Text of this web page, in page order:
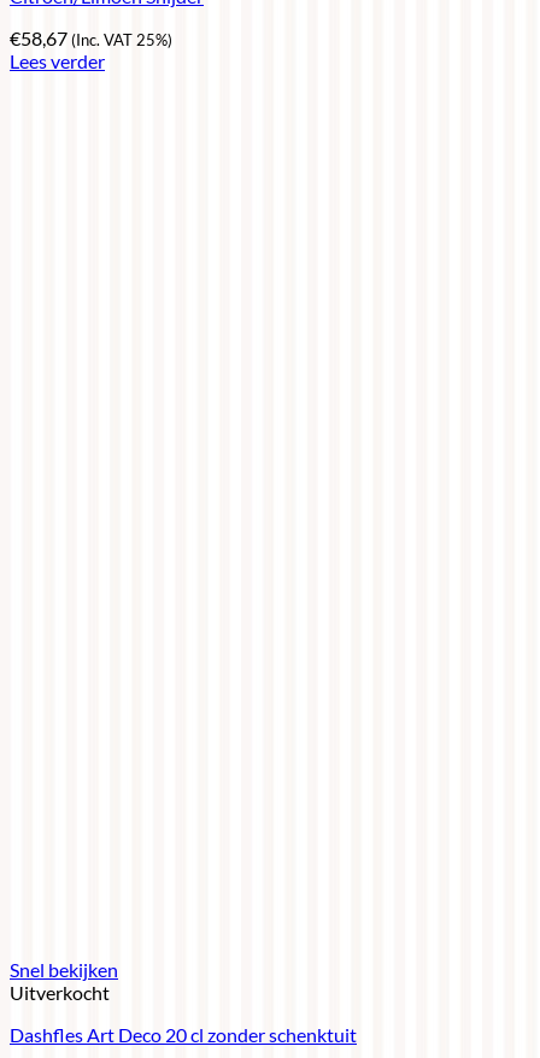
€58,67(Inc. VAT 25%)
Lees verder
Snel bekijken
Uitverkocht
Dashfles Art Deco 20 cl zonder schenktuit